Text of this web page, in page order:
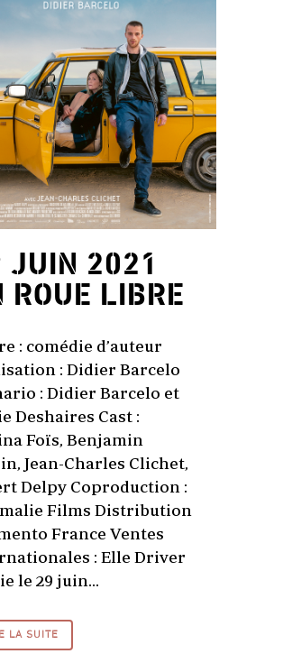
JUIN 2021
ROUE LIBRE
: comédie d’auteur
: Didier Barcelo
: Didier Barcelo et
Deshaires Cast :
Foïs, Benjamin
Jean-Charles Clichet,
Delpy Coproduction :
Films Distribution
France Ventes
: Elle Driver
le 29 juin...
LA SUITE